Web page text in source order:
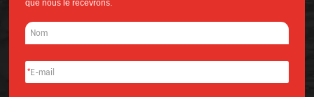
que nous le recevrons.
*